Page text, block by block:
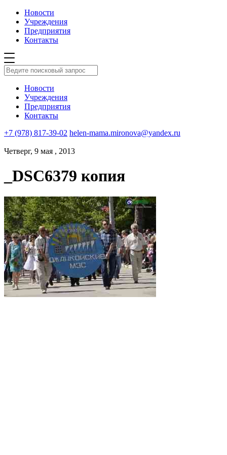
Новости
Учреждения
Предприятия
Контакты
Новости
Учреждения
Предприятия
Контакты
+7 (978) 817-39-02 helen-mama.mironova@yandex.ru
Четверг, 9 мая , 2013
_DSC6379 копия